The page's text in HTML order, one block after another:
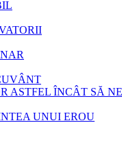
ASTFEL ÎNCÂT SĂ
UNUI EROU